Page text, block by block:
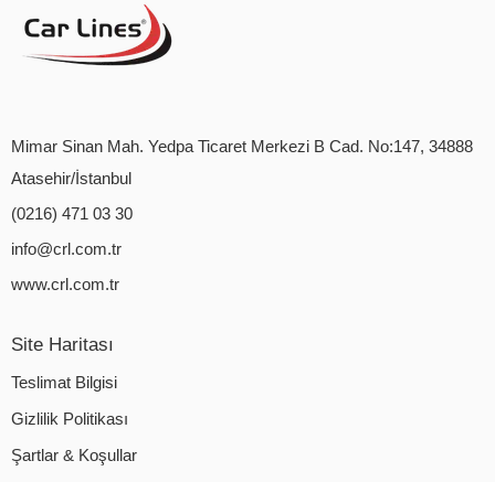
Mimar Sinan Mah. Yedpa Ticaret Merkezi B Cad. No:147, 34888
Atasehir/İstanbul
(0216) 471 03 30
info@crl.com.tr
www.crl.com.tr
Site Haritası
Teslimat Bilgisi
Gizlilik Politikası
Şartlar & Koşullar